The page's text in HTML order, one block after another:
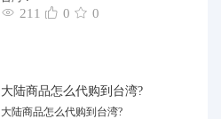
211 0 0
大陆商品怎么代购到台湾?
大陆商品怎么代购到台湾?